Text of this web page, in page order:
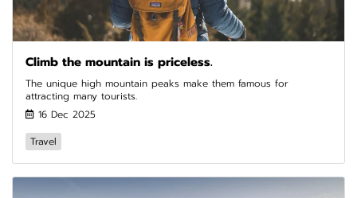
Climb the mountain is priceless.
The unique high mountain peaks make them famous for
attracting many tourists.
16 Dec 2025
Travel